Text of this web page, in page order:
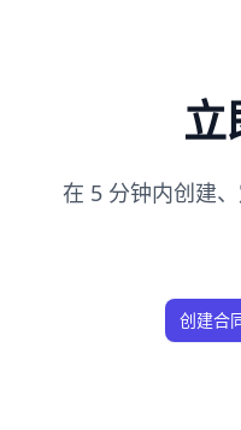
立
在 5 分钟内创建
创建合